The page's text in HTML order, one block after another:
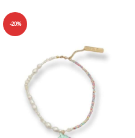
-20%